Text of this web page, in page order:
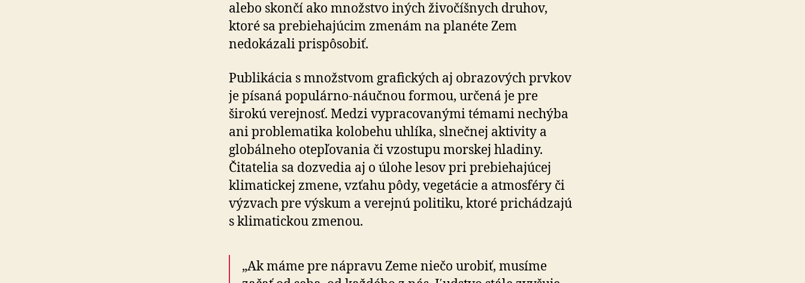
alebo skončí ako množstvo iných živočíšnych druhov,
ktoré sa prebiehajúcim zmenám na planéte Zem
nedokázali prispôsobiť.
Publikácia s množstvom grafických aj obrazových prvkov
je písaná populárno-náučnou formou, určená je pre
širokú verejnosť. Medzi vypracovanými témami nechýba
ani problematika kolobehu uhlíka, slnečnej aktivity a
globálneho otepľovania či vzostupu morskej hladiny.
Čitatelia sa dozvedia aj o úlohe lesov pri prebiehajúcej
klimatickej zmene, vzťahu pôdy, vegetácie a atmosféry či
výzvach pre výskum a verejnú politiku, ktoré prichádzajú
s klimatickou zmenou.
„Ak máme pre nápravu Zeme niečo urobiť, musíme